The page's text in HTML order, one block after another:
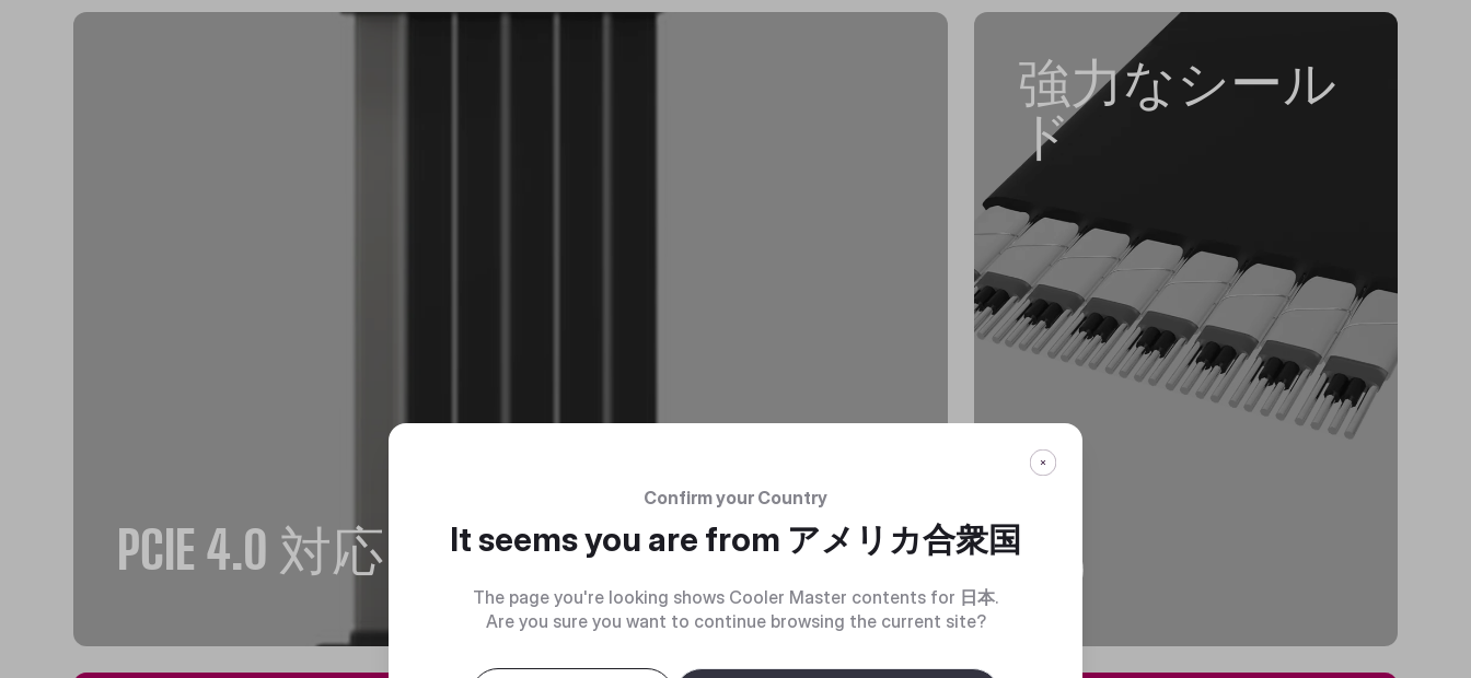
PCIE 4.0 対応
強力なシール
ド
Confirm your Country
It seems you are from アメリカ合衆国
The page you're looking shows Cooler Master contents for 日本.
Are you sure you want to continue browsing the current site?